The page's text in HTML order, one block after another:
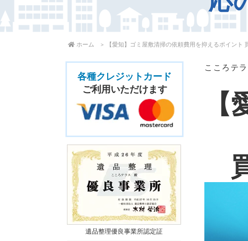
ホーム 【愛知】ゴミ屋敷清掃の依頼費用を抑えるポイント
こころテ
各種クレジットカード
ご利用いただけます
遺品整理優良事業所認定証